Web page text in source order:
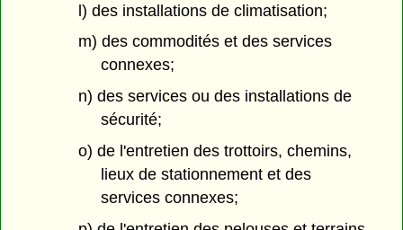
l) des installations de climatisation;
m) des commodités et des services
connexes;
n) des services ou des installations de
sécurité;
o) de l'entretien des trottoirs, chemins,
lieux de stationnement et des
services connexes;